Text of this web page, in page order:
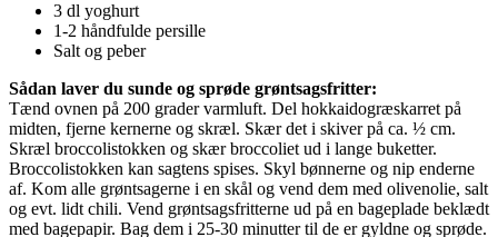
3 dl yoghurt
1-2 håndfulde persille
Salt og peber
Sådan laver du sunde og sprøde grøntsagsfritter:
Tænd ovnen på 200 grader varmluft. Del hokkaidogræskarret på
midten, fjerne kernerne og skræl. Skær det i skiver på ca. ½ cm.
Skræl broccolistokken og skær broccoliet ud i lange buketter.
Broccolistokken kan sagtens spises. Skyl bønnerne og nip enderne
af. Kom alle grøntsagerne i en skål og vend dem med olivenolie, salt
og evt. lidt chili. Vend grøntsagsfritterne ud på en bageplade beklædt
med bagepapir. Bag dem i 25-30 minutter til de er gyldne og sprøde.